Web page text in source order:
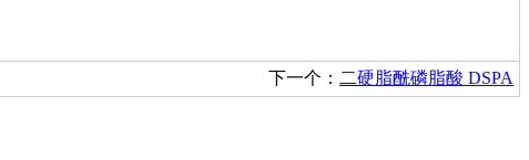
下一个： 二硬脂酰磷脂酸 DSPA